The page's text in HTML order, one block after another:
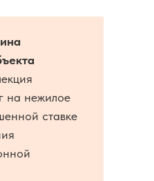
на нежилое
ставке